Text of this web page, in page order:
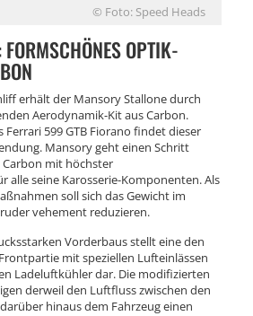
© Foto: Speed Heads
FORMSCHÖNES OPTIK-
erhält der Mansory Stallone durch
Aerodynamik-Kit aus Carbon.
Ferrari 599 GTB Fiorano findet dieser
Mansory geht einen Schritt
mit höchster
alle seine Karosserie-Komponenten. Als
soll sich das Gewicht im
vehement reduzieren.
Vorderbaus stellt eine den
mit speziellen Lufteinlässen
Ladeluftkühler dar. Die modifizierten
derweil den Luftfluss zwischen den
hinaus dem Fahrzeug einen